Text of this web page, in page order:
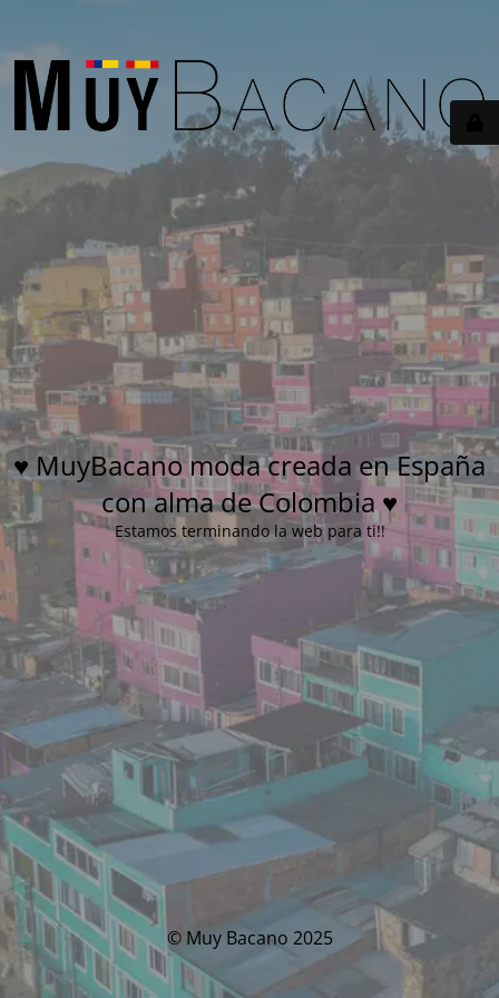
♥ MuyBacano moda creada en España
con alma de Colombia ♥
Estamos terminando la web para ti!!
© Muy Bacano 2025